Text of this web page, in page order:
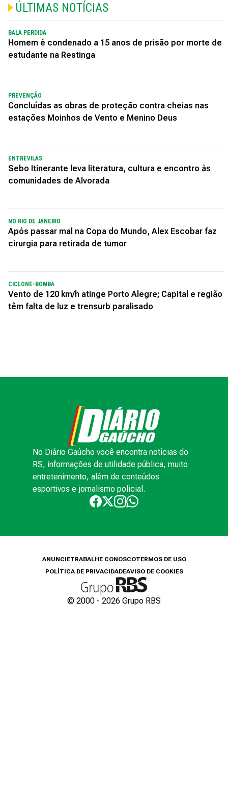
ÚLTIMAS NOTÍCIAS
BALA PERDIDA
Homem é condenado a 15 anos de prisão por morte de
estudante na Restinga
PREVENÇÃO
Concluídas as obras de proteção contra cheias nas
estações Moinhos de Vento e Menino Deus
ENTREVILAS
Sebo Itinerante leva literatura, cultura e encontro às
comunidades de Alvorada
NO RIO DE JANEIRO
Após passar mal na Copa do Mundo, Alex Escobar faz
cirurgia para retirada de tumor
CICLONE-BOMBA
Vento de 120 km/h atinge Porto Alegre; Capital e região
têm falta de luz e trensurb paralisado
No Diário Gaúcho você encontra notícias do
RS, informações de utilidade pública, muito
entretenimento, além de conteúdos
esportivos e jornalismo policial.
ANUNCIETRABALHE CONOSCOTERMOS DE USO
POLÍTICA DE PRIVACIDADEAVISO DE COOKIES
© 2000 - 2026 Grupo RBS